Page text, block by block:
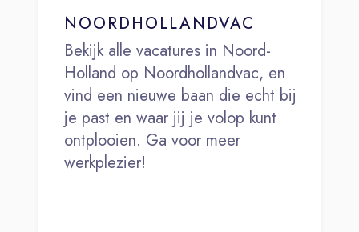
NOORDHOLLANDVAC
Bekijk alle vacatures in Noord-
Holland op Noordhollandvac, en
vind een nieuwe baan die echt bij
je past en waar jij je volop kunt
ontplooien. Ga voor meer
werkplezier!